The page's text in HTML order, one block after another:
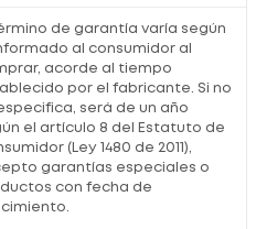
de garantía varía según
al consumidor al
acorde al tiempo
por el fabricante. Si no
será de un año
el artículo 8 del Estatuto de
(Ley 1480 de 2011),
garantías especiales o
con fecha de